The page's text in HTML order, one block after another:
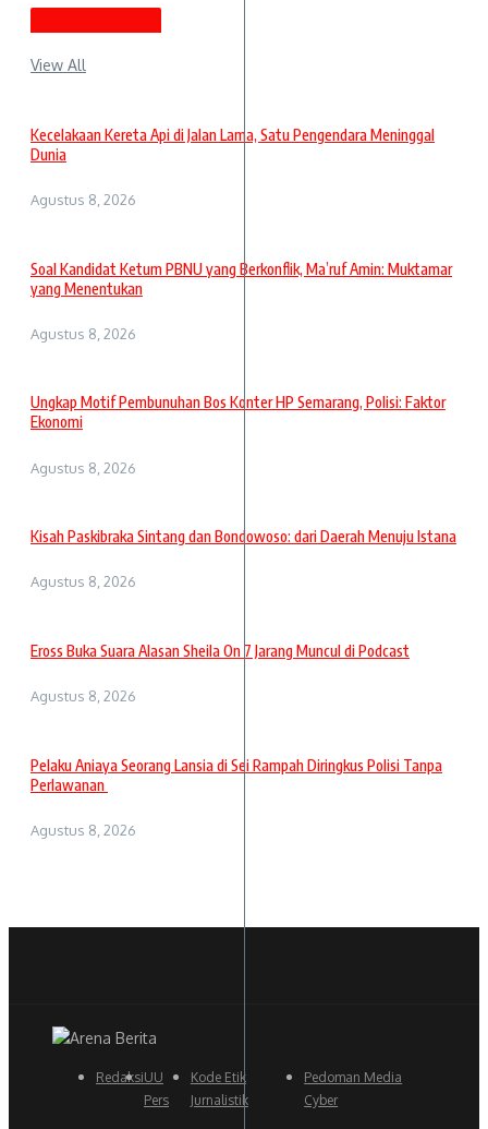
View All
Kecelakaan Kereta Api di Jalan Lama, Satu Pengendara Meninggal
Dunia
Agustus 8, 2026
Soal Kandidat Ketum PBNU yang Berkonflik, Ma’ruf Amin: Muktamar
yang Menentukan
Agustus 8, 2026
Ungkap Motif Pembunuhan Bos Konter HP Semarang, Polisi: Faktor
Ekonomi
Agustus 8, 2026
Kisah Paskibraka Sintang dan Bondowoso: dari Daerah Menuju Istana
Agustus 8, 2026
Eross Buka Suara Alasan Sheila On 7 Jarang Muncul di Podcast
Agustus 8, 2026
Pelaku Aniaya Seorang Lansia di Sei Rampah Diringkus Polisi Tanpa
Perlawanan
Agustus 8, 2026
RedaksiUU
Pers
Kode Etik
Jurnalistik
Pedoman Media
Cyber